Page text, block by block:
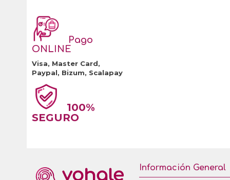
Pago
ONLINE
Visa, Master Card,
Paypal, Bizum, Scalapay
100%
SEGURO
Información General